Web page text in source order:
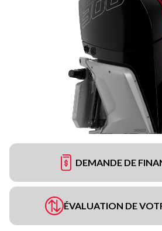
DEMANDE DE
ÉVALUATION DE